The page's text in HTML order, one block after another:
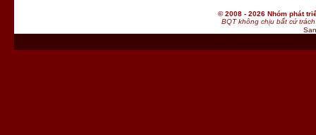
© 2008 - 2026 Nhóm phát
BQT không chịu bất cứ